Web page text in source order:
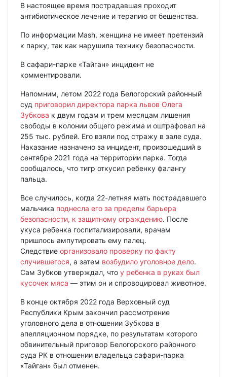
В настоящее время пострадавшая проходит
антибиотическое лечение и терапию от бешенства.
По информации Mash, женщина не имеет претензий
к парку, так как нарушила технику безопасности.
В сафари-парке «Тайган» инцидент не
комментировали.
Напомним, летом 2022 года Белогорский районный
суд приговорил директора парка львов Олега
Зубкова к двум годам и трем месяцам лишения
свободы в колонии общего режима и оштрафовал на
255 тыс. рублей. Его взяли под стражу в зале суда.
Наказание назначено за инцидент, произошедший в
сентябре 2021 года на территории парка. Тогда
сообщалось, что тигр откусил ребенку фалангу
пальца.
Все случилось, когда 22-летняя мать пострадавшего
мальчика поднесла его за пределы барьера
безопасности, к защитному ограждению. После
укуса ребенка госпитализировали, врачам
пришлось ампутировать ему палец.
Следствие организовало проверку по факту
случившегося, а затем возбудило уголовное дело.
Сам Зубков утверждал, что у ребенка в руках был
кусочек мяса — этим он и спровоцировал животное.
В конце октября 2022 года Верховный суд
Республики Крым закончил рассмотрение
уголовного дела в отношении Зубкова в
апелляционном порядке, по результатам которого
обвинительный приговор Белогорского районного
суда РК в отношении владельца сафари-парка
«Тайган» был отменен.